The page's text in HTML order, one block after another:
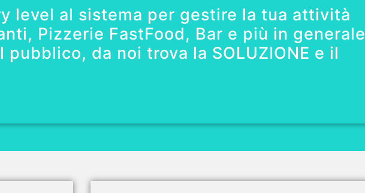
level al sistema per gestire la tua attività
Pizzerie FastFood, Bar e più in generale
da noi trova la SOLUZIONE e il